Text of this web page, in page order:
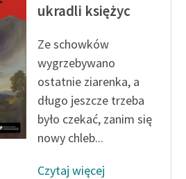
ukradli księżyc
Ze schowków
wygrzebywano
ostatnie ziarenka, a
długo jeszcze trzeba
było czekać, zanim się
nowy chleb...
Czytaj więcej